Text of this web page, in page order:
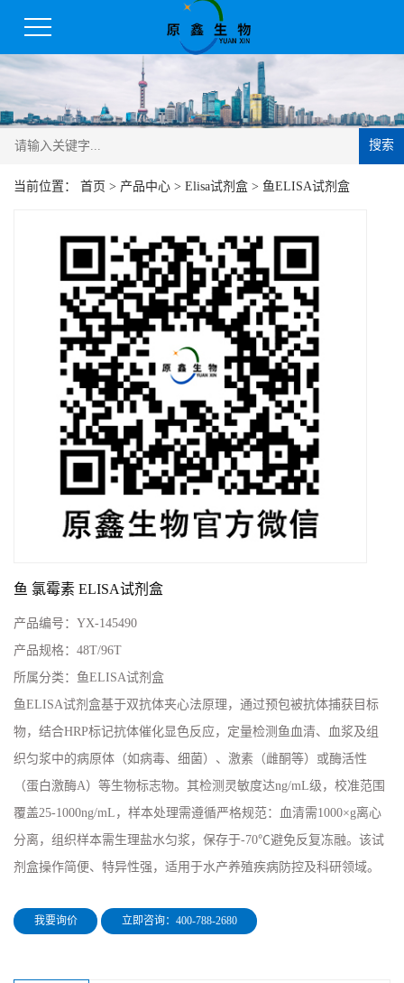
搜索
当前位置： 首页 > 产品中心 > Elisa试剂盒 > 鱼ELISA试剂盒
鱼 氯霉素 ELISA试剂盒
产品编号： YX-145490
产品规格： 48T/96T
所属分类： 鱼ELISA试剂盒
鱼ELISA试剂盒基于双抗体夹心法原理，通过预包被抗体捕获目标
物，结合HRP标记抗体催化显色反应，定量检测鱼血清、血浆及组
织匀浆中的病原体（如病毒、细菌）、激素（雌酮等）或酶活性
（蛋白激酶A）等生物标志物。其检测灵敏度达ng/mL级，校准范围
覆盖25-1000ng/mL，样本处理需遵循严格规范：血清需1000×g离心
分离，组织样本需生理盐水匀浆，保存于-70℃避免反复冻融。该试
剂盒操作简便、特异性强，适用于水产养殖疾病防控及科研领域。
我要询价 立即咨询：400-788-2680